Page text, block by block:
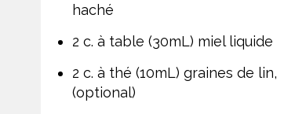
haché
2 c. à table (30mL) miel liquide
2 c. à thé (10mL) graines de lin,
(optional)